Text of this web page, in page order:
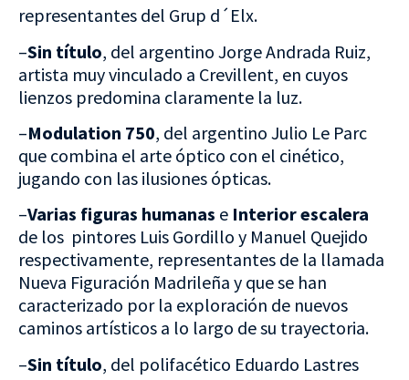
representantes del Grup d´Elx.
–Sin título, del argentino Jorge Andrada Ruiz,
artista muy vinculado a Crevillent, en cuyos
lienzos predomina claramente la luz.
–Modulation 750, del argentino Julio Le Parc
que combina el arte óptico con el cinético,
jugando con las ilusiones ópticas.
–Varias figuras humanas e Interior escalera
de los pintores Luis Gordillo y Manuel Quejido
respectivamente, representantes de la llamada
Nueva Figuración Madrileña y que se han
caracterizado por la exploración de nuevos
caminos artísticos a lo largo de su trayectoria.
–Sin título, del polifacético Eduardo Lastres